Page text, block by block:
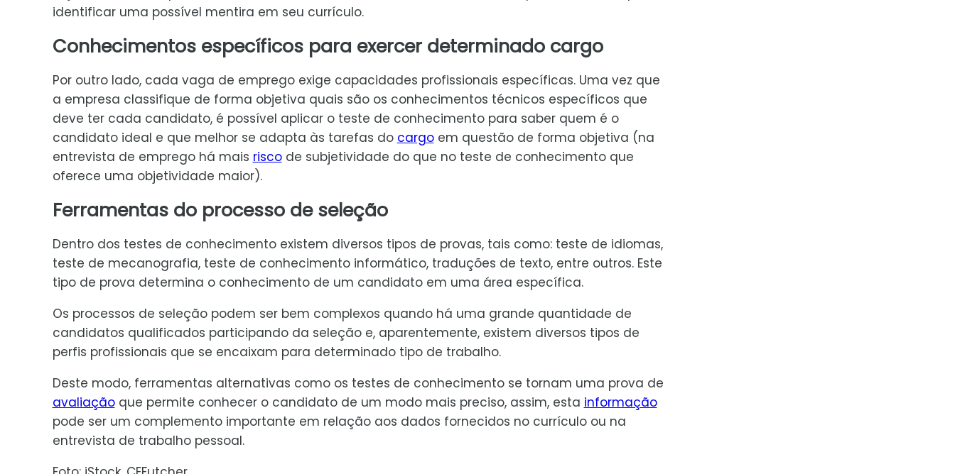
identificar uma possível mentira em seu currículo.
Conhecimentos específicos para exercer determinado cargo
Por outro lado, cada vaga de emprego exige capacidades profissionais específicas. Uma vez que
a empresa classifique de forma objetiva quais são os conhecimentos técnicos específicos que
deve ter cada candidato, é possível aplicar o teste de conhecimento para saber quem é o
candidato ideal e que melhor se adapta às tarefas do cargoem questão de forma objetiva (na
entrevista de emprego há mais riscode subjetividade do que no teste de conhecimento que
oferece uma objetividade maior).
Ferramentas do processo de seleção
Dentro dos testes de conhecimento existem diversos tipos de provas, tais como: teste de idiomas,
teste de mecanografia, teste de conhecimento informático, traduções de texto, entre outros. Este
tipo de prova determina o conhecimento de um candidato em uma área específica.
Os processos de seleção podem ser bem complexos quando há uma grande quantidade de
candidatos qualificados participando da seleção e, aparentemente, existem diversos tipos de
perfis profissionais que se encaixam para determinado tipo de trabalho.
Deste modo, ferramentas alternativas como os testes de conhecimento se tornam uma prova de
avaliaçãoque permite conhecer o candidato de um modo mais preciso, assim, esta informação
pode ser um complemento importante em relação aos dados fornecidos no currículo ou na
entrevista de trabalho pessoal.